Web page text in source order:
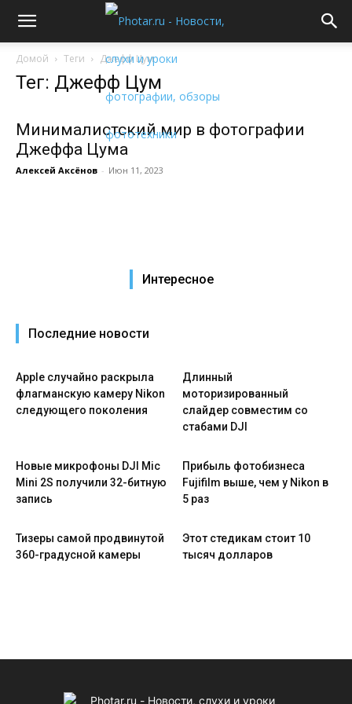
Домой Теги Джефф Цум
Тег: Джефф Цум
Минималистский мир в фотографии
Джеффа Цума
Алексей Аксёнов - Июн 11, 2023
Интересное
Последние новости
Apple случайно раскрыла
флагманскую камеру Nikon
следующего поколения
Длинный
моторизированный
слайдер совместим со
стабами DJI
Новые микрофоны DJI Mic
Mini 2S получили 32-битную
запись
Прибыль фотобизнеса
Fujifilm выше, чем у Nikon в
5 раз
Тизеры самой продвинутой
360-градусной камеры
Этот стедикам стоит 10
тысяч долларов